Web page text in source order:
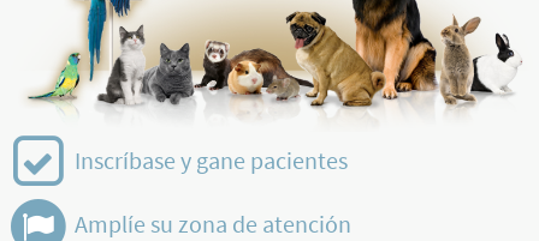
Inscríbase y gane pacientes
Amplíe su zona de atención